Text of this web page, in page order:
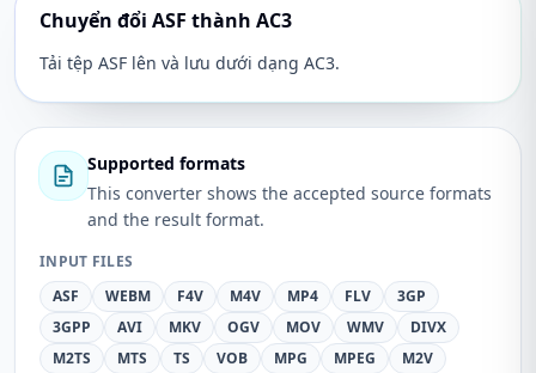
Chuyển đổi ASF thành AC3
Tải tệp ASF lên và lưu dưới dạng AC3.
Supported formats
This converter shows the accepted source formats
and the result format.
INPUT FILES
ASF
WEBM F4V M4V MP4 FLV
3GP
3GPP
AVI MKV OGV MOV WMV
DIVX
M2TS
MTS TS VOB MPG MPEG
M2V